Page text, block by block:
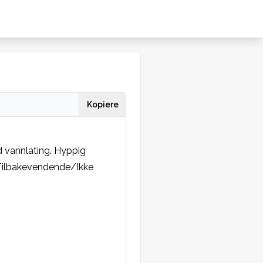
Kopiere
vannlating. Hyppig
Ikke